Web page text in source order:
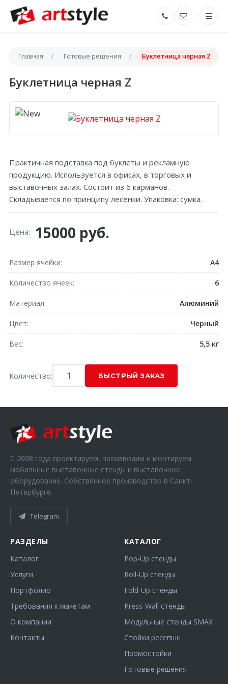
Главная Готовые решения Буклетница черная Z
Буклетница черная Z
Практичная подставка под буклеты и рекламную
продукцию. Используется в офисах, в торговых и
выставочных залах. Состоит из 6 карманов.
Складывается по принципу лесенки. Упаковка: сумка.
Цена: 15000 руб.
Размер ячейки А4
Количество ячеек 6
Материал Алюминий
Цвет Черный
Вес 5,5 кг
Количество:
С 2008 года проектируем, производим и монтируем
мобильные выставочные стенды и выставочное
оборудование. Собственное производство в Санкт-
Петербурге.
Telegram
РАЗДЕЛЫ
Каталог
Услуги
Портфолио
Требования к макетам
О компании
Контакты
КАТАЛОГ
Pop-Up стенды
Roll-Up стенды
Fold-Up стенды
Press-Wall стенды
Модульные стенды SMAX
Стойки ресепшн
Промостойки
Готовые решения